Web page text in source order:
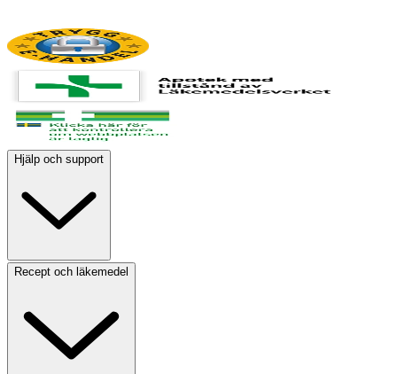
Hjälp och support
Recept och läkemedel